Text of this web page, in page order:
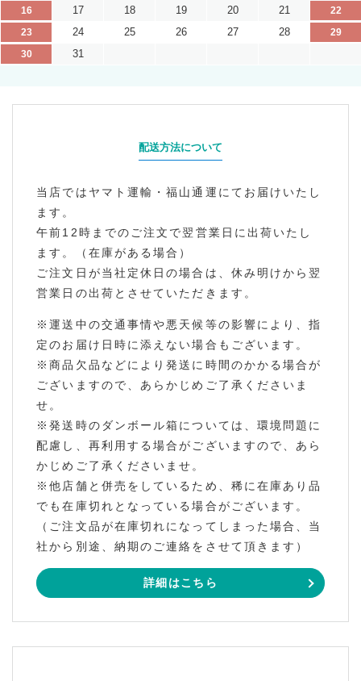
16 17 18 19 20 21
22
23
24 25 26 27 28
29
30
31
配送方法について
当店ではヤマト運輸・福山通運にてお届けいたし
ます。
午前12時までのご注文で翌営業日に出荷いたし
ます。（在庫がある場合）
ご注文日が当社定休日の場合は、休み明けから翌
営業日の出荷とさせていただきます。
※運送中の交通事情や悪天候等の影響により、指
定のお届け日時に添えない場合もございます。
※商品欠品などにより発送に時間のかかる場合が
ございますので、あらかじめご了承くださいま
せ。
※発送時のダンボール箱については、環境問題に
配慮し、再利用する場合がございますので、あら
かじめご了承くださいませ。
※他店舗と併売をしているため、稀に在庫あり品
でも在庫切れとなっている場合がございます。
（ご注文品が在庫切れになってしまった場合、当
社から別途、納期のご連絡をさせて頂きます）
詳細はこちら